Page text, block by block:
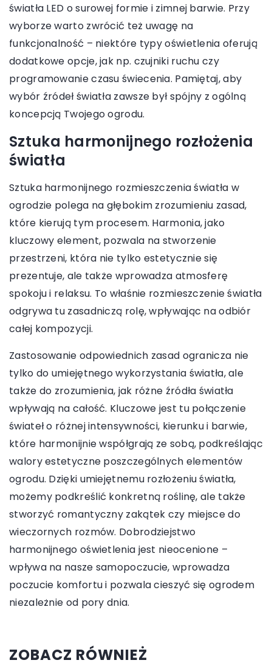
światła LED o surowej formie i zimnej barwie. Przy
wyborze warto zwrócić też uwagę na
funkcjonalność – niektóre typy oświetlenia oferują
dodatkowe opcje, jak np. czujniki ruchu czy
programowanie czasu świecenia. Pamiętaj, aby
wybór źródeł światła zawsze był spójny z ogólną
koncepcją Twojego ogrodu.
Sztuka harmonijnego rozłożenia
światła
Sztuka harmonijnego rozmieszczenia światła w
ogrodzie polega na głębokim zrozumieniu zasad,
które kierują tym procesem. Harmonia, jako
kluczowy element, pozwala na stworzenie
przestrzeni, która nie tylko estetycznie się
prezentuje, ale także wprowadza atmosferę
spokoju i relaksu. To właśnie rozmieszczenie światła
odgrywa tu zasadniczą rolę, wpływając na odbiór
całej kompozycji.
Zastosowanie odpowiednich zasad ogranicza nie
tylko do umiejętnego wykorzystania światła, ale
także do zrozumienia, jak różne źródła światła
wpływają na całość. Kluczowe jest tu połączenie
świateł o różnej intensywności, kierunku i barwie,
które harmonijnie współgrają ze sobą, podkreślając
walory estetyczne poszczególnych elementów
ogrodu. Dzięki umiejętnemu rozłożeniu światła,
możemy podkreślić konkretną roślinę, ale także
stworzyć romantyczny zakątek czy miejsce do
wieczornych rozmów. Dobrodziejstwo
harmonijnego oświetlenia jest nieocenione –
wpływa na nasze samopoczucie, wprowadza
poczucie komfortu i pozwala cieszyć się ogrodem
niezależnie od pory dnia.
ZOBACZ RÓWNIEŻ